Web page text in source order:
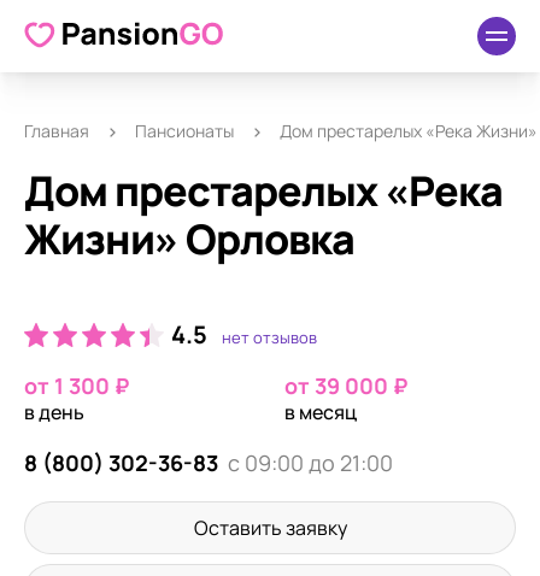
О пансионате Удобства Отзывы
Главная Пансионаты Дом престарелых «Река
Дом престарелых «Река
Жизни» Орловка
4.5 нет отзывов
от 1 300 ₽
в день
от 39 000 ₽
в месяц
8 (800) 302-36-83 с 09:00 до 21:00
Оставить заявку